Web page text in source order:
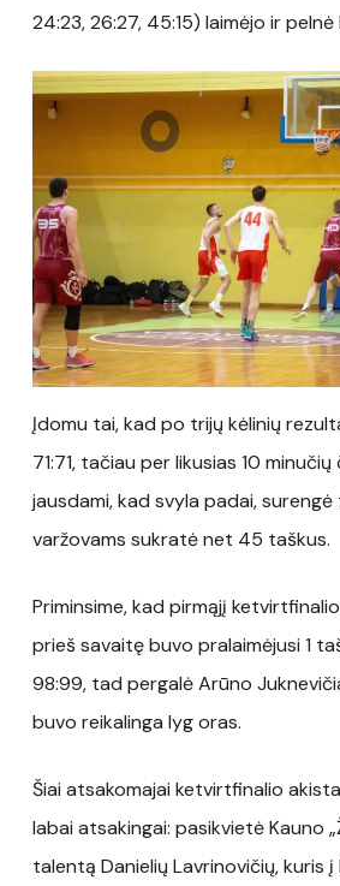
24:23, 26:27, 45:15) laimėjo ir
Įdomu tai, kad po trijų kėlinių
71:71, tačiau per likusias 10
jausdami, kad svyla padai,
varžovams sukratė net 45 taškus.
Priminsime, kad pirmąjį
prieš savaitę buvo pralaimėjusi 1
98:99, tad pergalė Arūno
buvo reikalinga lyg oras.
Šiai atsakomajai ketvirtfinalio
labai atsakingai: pasikvietė Kauno
talentą Danielių Lavrinovičių, kuris